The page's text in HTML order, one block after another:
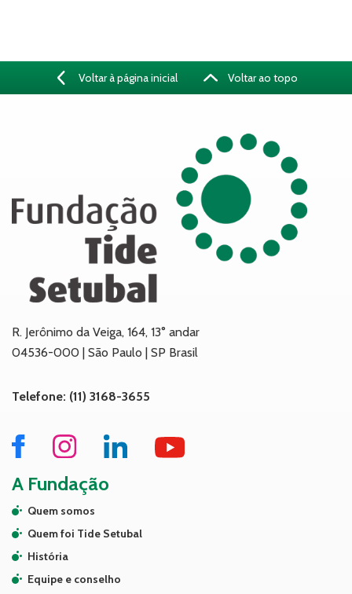
Voltar à página inicial Voltar ao topo
R. Jerônimo da Veiga, 164, 13° andar
04536-000 | São Paulo | SP Brasil
Telefone: (11) 3168-3655
A Fundação
Quem somos
Quem foi Tide Setubal
História
Equipe e conselho